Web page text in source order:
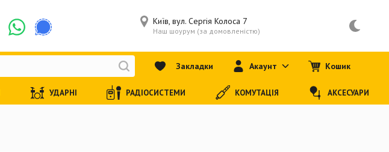
Київ, вул. Сергія Колоса 7
Наш шоурум (за домовленістю)
Закладки Акаунт Кошик
УДАРНІ РАДІОСИСТЕМИ КОМУТАЦІЯ АКСЕСУАРИ